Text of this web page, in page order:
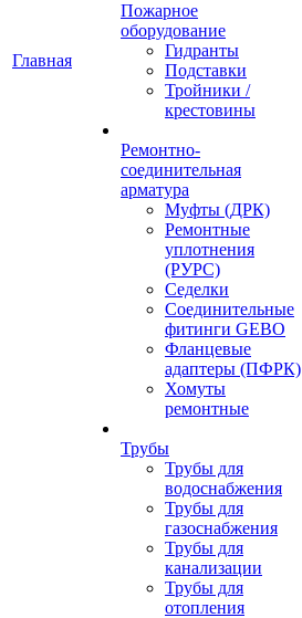
Главная
Пожарное
оборудование
Гидранты
Подставки
Тройники /
крестовины
Ремонтно-
соединительная
арматура
Муфты (ДРК)
Ремонтные
уплотнения
(РУРС)
Седелки
Соединительные
фитинги GEBO
Фланцевые
адаптеры (ПФРК)
Хомуты
ремонтные
Трубы
Трубы для
водоснабжения
Трубы для
газоснабжения
Трубы для
канализации
Трубы для
отопления